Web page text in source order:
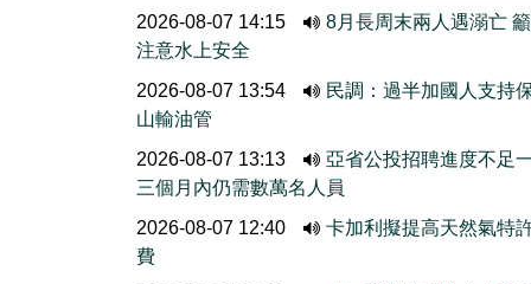
2026-08-07 14:15
8月長周末兩人遇溺亡
注意水上安全
2026-08-07 13:54
民調：過半加國人支持
山輸油管
2026-08-07 13:13
亞省公投招聘進度不
三個月內仍需數萬名人員
2026-08-07 12:40
卡加利擬提高天然氣特
費